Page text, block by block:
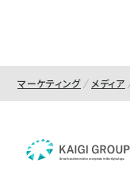
マーケティング メディア